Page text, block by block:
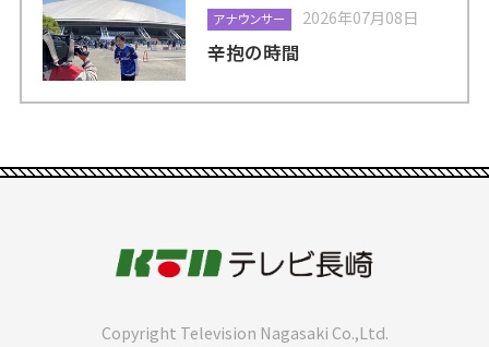
アナウンサー 2026年07月08日
辛抱の時間
Copyright Television Nagasaki Co.,Ltd.